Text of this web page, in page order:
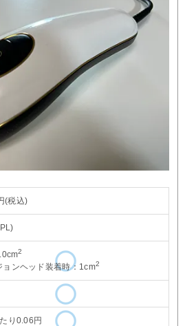
(税込)
2
ョンヘッド装着時：1cm2
り0.06円